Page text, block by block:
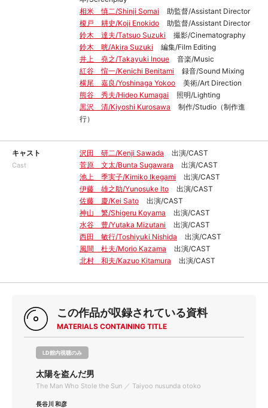
相米 慎二/Shinji Somai
助監督/Assistant Director
榎戸 耕史/Koji Enokido
助監督/Assistant Director
鈴木 達夫/Tatsuo Suzuki
撮影/Cinematography
鈴木 晄/Akira Suzuki
編集/Film Editing
井上 堯之/Takayuki Inoue
音楽/Music
紅谷 愃一/Kenichi Benitami
録音/Sound Mixing
横尾 嘉良/Yoshinaga Yokoo
美術/Art Direction
熊谷 秀夫/Hideo Kumagai
照明/Lighting
黒沢 清/Kiyoshi Kurosawa
制作/Studio（制作進
行）
キャスト
Cast
沢田 研二/Kenji Sawada
出演/CAST
菅原 文太/Bunta Sugawara
出演/CAST
池上 季実子/Kimiko Ikegami
出演/CAST
伊藤 雄之助/Yunosuke Ito
出演/CAST
佐藤 慶/Kei Sato
出演/CAST
神山 繁/Shigeru Koyama
出演/CAST
水谷 豊/Yutaka Mizutani
出演/CAST
西田 敏行/Toshiyuki Nishida
出演/CAST
風間 杜夫/Morio Kazama
出演/CAST
北村 和夫/Kazuo Kitamura
出演/CAST
この作品が収録されている資料
MATERIALS CONTAINING TITLE
LD館内視聴のみ
太陽を盗んだ男
The Man Who Stole the Sun ／ Taiyoo nusunda otoko
長谷川 和彦